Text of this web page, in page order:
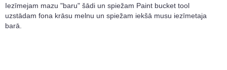
Iezīmejam mazu "baru" šādi un spiežam Paint bucket tool
uzstādam fona krāsu melnu un spiežam iekšā musu iezīmetaja
barā.